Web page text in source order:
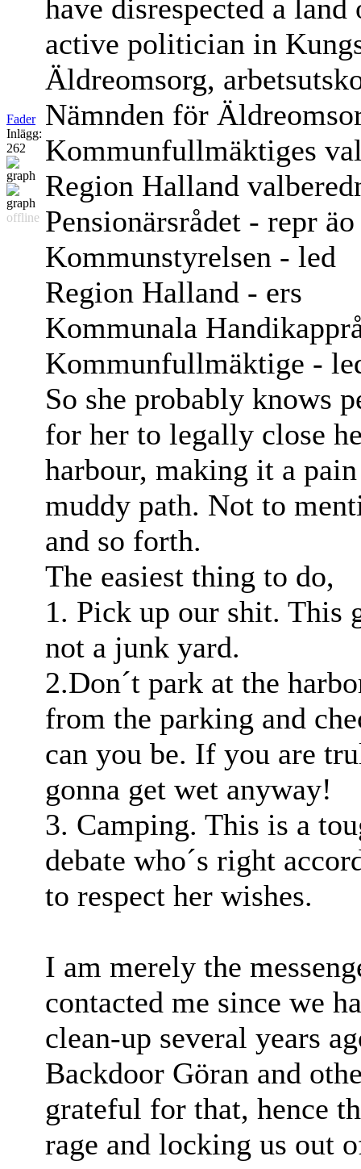
Fader
Inlägg:
262
offline
have disrespected a
active politician in
Äldreomsorg,
Nämnden för
Kommunfullmäktiges
Region Halland
Pensionärsrådet - repr äo
Kommunstyrelsen - led
Region Halland - ers
Kommunala
Kommunfullmäktige -
So she probably knows
for her to legally close
harbour, making it a
muddy path. Not to
and so forth.
The easiest thing to do,
1. Pick up our shit. This
not a junk yard.
2.Don´t park at the
from the parking and
can you be. If you are
gonna get wet anyway!
3. Camping. This is a
debate who´s right
to respect her wishes.
I am merely the
contacted me since we
clean-up several years
Backdoor Göran and
grateful for that, hence
rage and locking us out